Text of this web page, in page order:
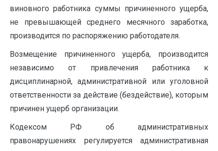
виновного работника суммы причиненного ущерба,
не превышающей среднего месячного заработка,
производится по распоряжению работодателя.
Возмещение причиненного ущерба, производится
независимо от привлечения работника к
дисциплинарной, административной или уголовной
ответственности за действие (бездействие), которым
причинен ущерб организации.
Кодексом РФ об административных
правонарушениях регулируется административная